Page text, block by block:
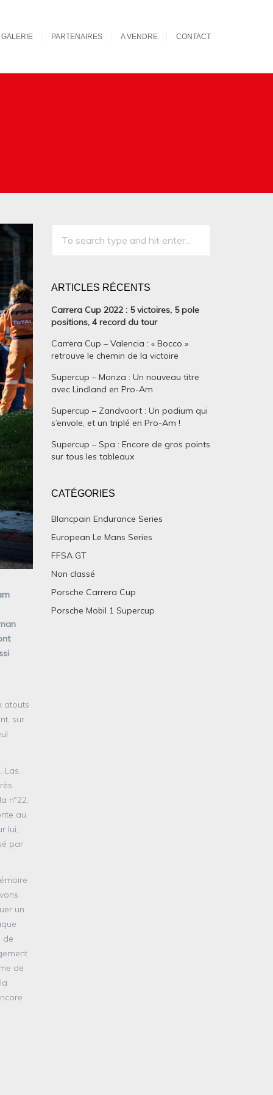
GALERIE PARTENAIRES A VENDRE CONTACT
atouts
sur
n°22,
au
lui,
par
un
de
de
ARTICLES RÉCENTS
Carrera Cup 2022 : 5 victoires, 5 pole
positions, 4 record du tour
Carrera Cup – Valencia : « Bocco »
retrouve le chemin de la victoire
Supercup – Monza : Un nouveau titre
avec Lindland en Pro-Am
Supercup – Zandvoort : Un podium qui
s’envole, et un triplé en Pro-Am !
Supercup – Spa : Encore de gros points
sur tous les tableaux
CATÉGORIES
Blancpain Endurance Series
European Le Mans Series
FFSA GT
Non classé
Porsche Carrera Cup
Porsche Mobil 1 Supercup